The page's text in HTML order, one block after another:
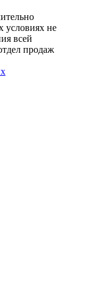
условиях не
всей
продаж